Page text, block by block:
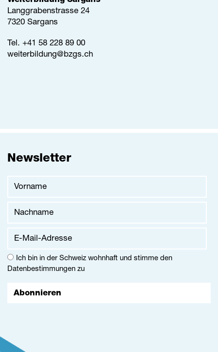
Langgrabenstrasse 24
7320 Sargans
Tel. +41 58 228 89 00
weiterbildung@bzgs.ch
Newsletter
Abonnieren
Ich bin in der Schweiz wohnhaft und stimme den
Datenbestimmungen zu